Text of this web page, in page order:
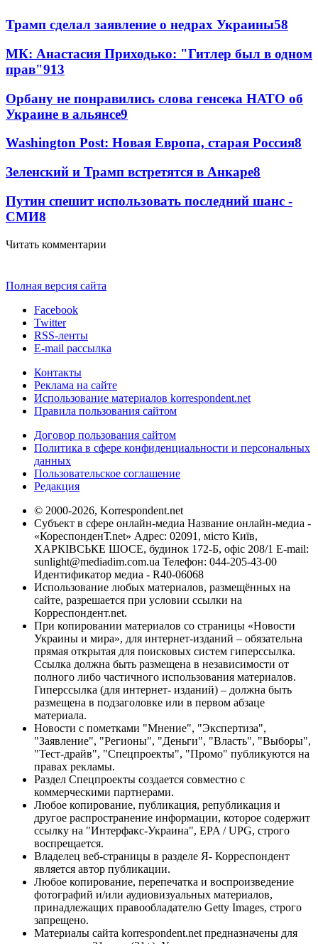
Трамп сделал заявление о недрах Украины58
МК: Анастасия Приходько: "Гитлер был в одном
прав"913
Орбану не понравились слова генсека НАТО об
Украине в альянсе9
Washington Post: Новая Европа, старая Россия8
Зеленский и Трамп встретятся в Анкаре8
Путин спешит использовать последний шанс -
СМИ8
Читать комментарии
Полная версия сайта
Facebook
Twitter
RSS-ленты
E-mail рассылка
Контакты
Реклама на сайте
Использование материалов korrespondent.net
Правила пользования сайтом
Договор пользования сайтом
Политика в сфере конфиденциальности и персональных
данных
Пользовательское соглашение
Редакция
© 2000-2026, Korrespondent.net
Субъект в сфере онлайн-медиа Название онлайн-медиа -
«КореспонденТ.net» Адрес: 02091, місто Київ,
ХАРКІВСЬКЕ ШОСЕ, будинок 172-Б, офіс 208/1 E-mail:
sunlight@mediadim.com.ua Телефон: 044-205-43-00
Идентификатор медиа - R40-06068
Использование любых материалов, размещённых на
сайте, разрешается при условии ссылки на
Корреспондент.net.
При копировании материалов со страницы «Новости
Украины и мира», для интернет-изданий – обязательна
прямая открытая для поисковых систем гиперссылка.
Ссылка должна быть размещена в независимости от
полного либо частичного использования материалов.
Гиперссылка (для интернет- изданий) – должна быть
размещена в подзаголовке или в первом абзаце
материала.
Новости с пометками "Мнение", "Экспертиза",
"Заявление", "Регионы", "Деньги", "Власть", "Выборы",
"Тест-драйв", "Спецпроекты", "Промо" публикуются на
правах рекламы.
Раздел Спецпроекты создается совместно с
коммерческими партнерами.
Любое копирование, публикация, републикация и
другое распространение информации, которое содержит
ссылку на "Интерфакс-Украина", EPA / UPG, строго
воспрещается.
Владелец веб-страницы в разделе Я- Корреспондент
является автор публикации.
Любое копирование, перепечатка и воспроизведение
фотографий и/или аудиовизуальных материалов,
принадлежащих правообладателю Getty Images, строго
запрещено.
Материалы сайта korrespondent.net предназначены для